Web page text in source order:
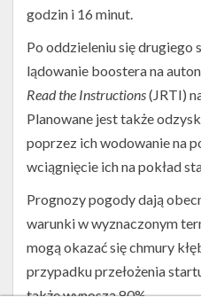
godzin i 16 minut.
Po oddzieleniu się drugiego
lądowanie boostera na
Read the Instructions(JRTI)
Planowane jest także
poprzez ich wodowanie na
wciągnięcie ich na pokład
Prognozy pogody dają
warunki w wyznaczonym
mogą okazać się chmury
przypadku przełożenia
także wynoszą 80%.